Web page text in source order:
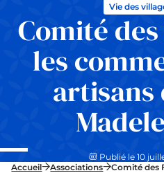
Comité
les
artisans
Vie des
Publié le 10
Accueil Associations Comité des